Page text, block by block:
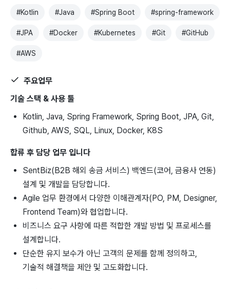
#Kotlin #Java #Spring Boot #spring-framework
#JPA #Docker #Kubernetes #Git #GitHub
#AWS
주요업무
기술 스택 & 사용 툴
Kotlin, Java, Spring Framework, Spring Boot, JPA, Git,
Github, AWS, SQL, Linux, Docker, K8S
합류 후 담당 업무 입니다
SentBiz(B2B 해외 송금 서비스) 백엔드(코어, 금융사 연동)
설계 및 개발을 담당합니다.
Agile 업무 환경에서 다양한 이해관계자(PO, PM, Designer,
Frontend Team)와 협업합니다.
비즈니스 요구 사항에 따른 적합한 개발 방법 및 프로세스를
설계합니다.
단순한 유지 보수가 아닌 고객의 문제를 함께 정의하고,
기술적 해결책을 제안 및 고도화합니다.